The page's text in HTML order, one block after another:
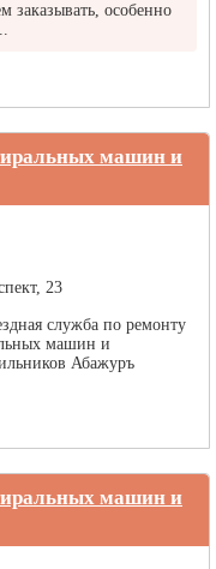
заказывать, особенно
машин и
23
машин и